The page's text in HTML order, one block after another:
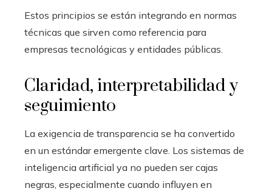
Estos principios se están integrando en normas
técnicas que sirven como referencia para
empresas tecnológicas y entidades públicas.
Claridad, interpretabilidad y
seguimiento
La exigencia de transparencia se ha convertido
en un estándar emergente clave. Los sistemas de
inteligencia artificial ya no pueden ser cajas
negras, especialmente cuando influyen en